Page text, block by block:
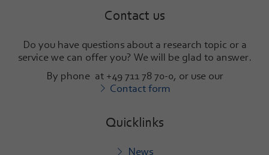
Contact us
Do you have questions about a research topic or a
service we can offer you? We will be glad to answer.
By phone at +49 711 78 70-0, or use our
Contact form
Quicklinks
News